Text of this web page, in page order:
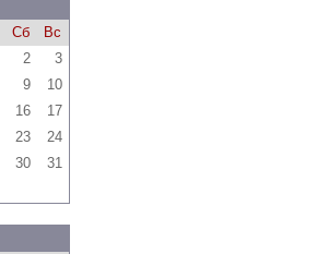
Сб
Вс
2
3
9
10
16
17
23
24
30 31